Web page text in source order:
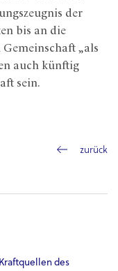
der
bis an die
Gemeinschaft „als
auch künftig
sein.
zurück
des